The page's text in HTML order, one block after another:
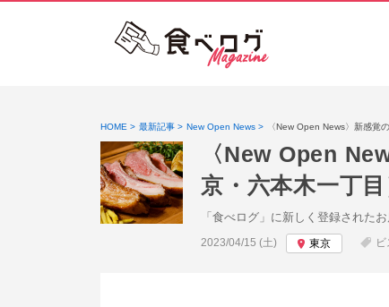
HOME 最新記事 New Open News 〈New Open News〉新感覚
〈New Open
京・六本木一丁目
「食べログ」に新しく登録された
投稿日:
2023/04/15 (土) 東京